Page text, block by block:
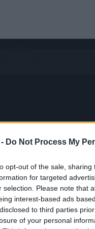
Do Not Process My
opt-out of the sale,
for targeted
selection. Please note that
interest-based ads
to third parties
of your personal
Sur,
edificios
centenarias.
fundada en 1670 y
desde el